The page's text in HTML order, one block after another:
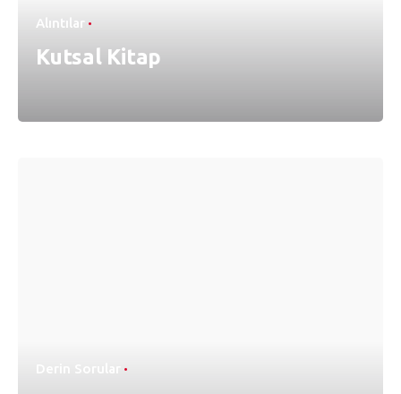
Alıntılar
Kutsal Kitap